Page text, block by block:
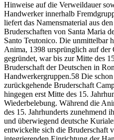
Hinweise auf die Verweildauer
Handwerker innerhalb
liefert das Namensmaterial aus
Bruderschaften von Santa Maria
Santo Teutonico. Die unmittelbar
Anima, 1398 ursprünglich auf der
gegründet, war bis zur Mitte des
Bruderschaft der Deutschen in
Handwerkergruppen.58 Die
zurückgehende Bruderschaft
hingegen erst Mitte des 15.
Wiederbelebung. Während die
des 15. Jahrhunderts zunehmend
und überwiegend deutsche
entwickelte sich die Bruderschaft